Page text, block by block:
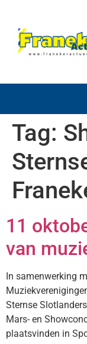
Tag:
11
van
In samenwerking
Sternse
Mars- en
plaatsvinden in